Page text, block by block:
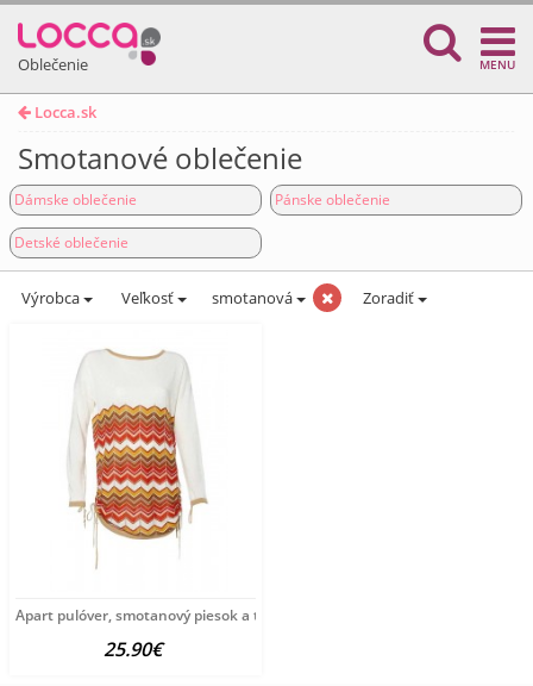
Oblečenie MENU
Locca.sk
Smotanové oblečenie
Dámske oblečenie Pánske oblečenie
Detské oblečenie
Výrobca Veľkosť smotanová Zoradiť
Apart pulóver, smotanový piesok a terakota
25.90€